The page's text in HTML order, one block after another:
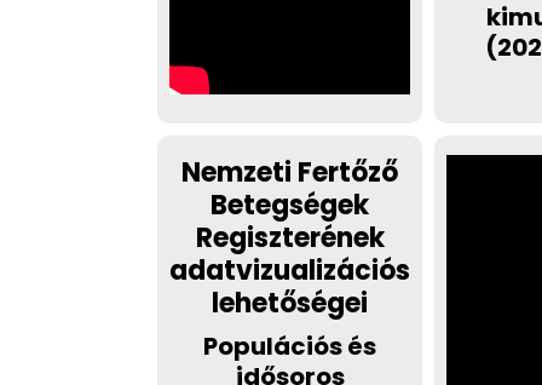
Nemzeti Fertőző
Betegségek
Regiszterének
adatvizualizációs
lehetőségei
Populációs és
idősoros